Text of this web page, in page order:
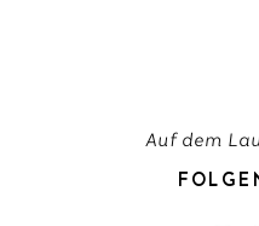
Auf dem